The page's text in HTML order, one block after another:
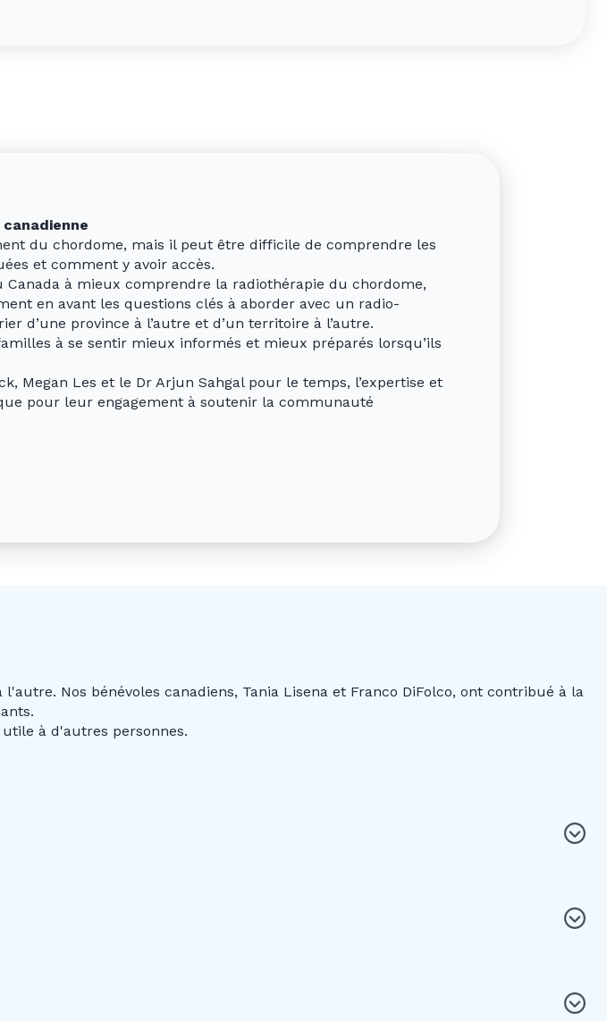
du chordome, mais il peut être difficile de comprendre les
et comment y avoir accès.
à mieux comprendre la radiothérapie du chordome,
en avant les questions clés à aborder avec un radio-
d’une province à l’autre et d’un territoire à l’autre.
à se sentir mieux informés et mieux préparés lorsqu’ils
Megan Les et le Dr Arjun Sahgal pour le temps, l’expertise et
pour leur engagement à soutenir la communauté
Nos bénévoles canadiens, Tania Lisena et Franco DiFolco, ont contribué à la
à d'autres personnes.